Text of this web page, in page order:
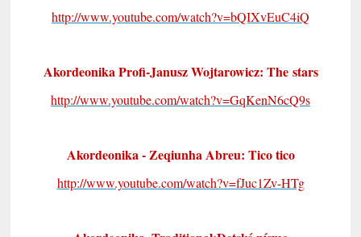
http://www.youtube.com/watch?v=bQIXvEuC4iQ
Akordeonika Profi-Janusz Wojtarowicz: The stars
http://www.youtube.com/watch?v=GqKenN6cQ9s
Akordeonika - Zeqiunha Abreu: Tico tico
http://www.youtube.com/watch?v=fJuc1Zv-HTg